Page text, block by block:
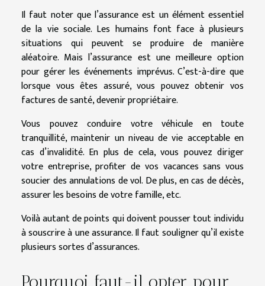
Il faut noter que l’assurance est un élément essentiel
de la vie sociale. Les humains font face à plusieurs
situations qui peuvent se produire de manière
aléatoire. Mais l’assurance est une meilleure option
pour gérer les événements imprévus. C’est-à-dire que
lorsque vous êtes assuré, vous pouvez obtenir vos
factures de santé, devenir propriétaire.
Vous pouvez conduire votre véhicule en toute
tranquillité, maintenir un niveau de vie acceptable en
cas d’invalidité. En plus de cela, vous pouvez diriger
votre entreprise, profiter de vos vacances sans vous
soucier des annulations de vol. De plus, en cas de décès,
assurer les besoins de votre famille, etc.
Voilà autant de points qui doivent pousser tout individu
à souscrire à une assurance. Il faut souligner qu’il existe
plusieurs sortes d’assurances.
Pourquoi faut-il opter pour